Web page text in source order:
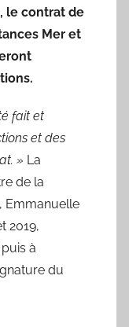
le contrat de
Mer et
fait et
et des
» La
de la
Emmanuelle
2019,
à
du